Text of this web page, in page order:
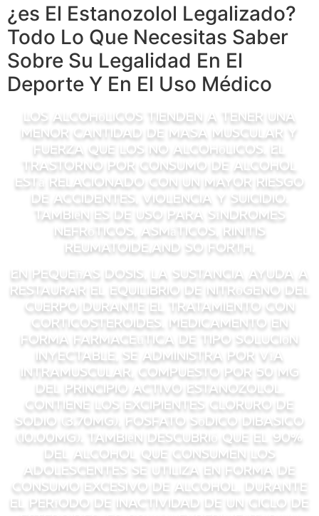
¿es El Estanozolol Legalizado?
Todo Lo Que Necesitas Saber
Sobre Su Legalidad En El
Deporte Y En El Uso Médico
Los alcohólicos tienden a tener una
menor cantidad de masa muscular y
fuerza que los no alcohólicos. El
trastorno por consumo de alcohol
está relacionado con un mayor riesgo
de accidentes, violencia y suicidio.
También es de uso para síndromes
nefróticos, asmáticos, rinitis
reumatoide,and so forth.
En pequeñas dosis, la sustancia ayuda a
restaurar el equilibrio de nitrógeno del
cuerpo durante el tratamiento con
corticosteroides. Medicamento en
forma farmaceútica de tipo solución
inyectable, se administra por vía
intramuscular, compuesto por 50 mg
del principio activo Estanozolol.
Contiene los excipientes Cloruro de
sodio (3.70mg), Fosfato sódico dibasico
(10.00mg). También descubrió que el 90%
del alcohol que consumen los
adolescentes se utiliza en forma de
consumo excesivo de alcohol. Durante
el período de inactividad de un ciclo de